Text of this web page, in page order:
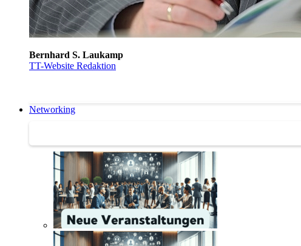
Bernhard S. Laukamp
TT-Website Redaktion
Networking